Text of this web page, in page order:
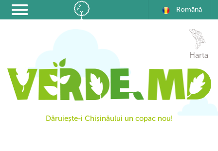
Română
Dăruiește-i Chișinăului un copac nou!
Harta